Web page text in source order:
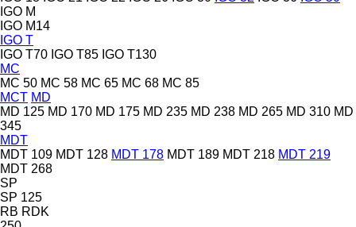
IGO M
IGO M14
IGO T
IGO T70 IGO T85 IGO T130
MC
MC 50 MC 58 MC 65 MC 68 MC 85
MCT MD
MD 125 MD 170 MD 175 MD 235 MD 238 MD 265 MD 310 MD
345
MDT
MDT 109 MDT 128 MDT 178 MDT 189 MDT 218 MDT 219
MDT 268
SP
SP 125
RB RDK